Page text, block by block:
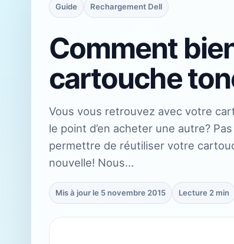
Guide Rechargement Dell
Comment
cartouche
Vous vous retrouvez avec votre
le point d’en acheter une autre?
permettre de réutiliser votre
nouvelle! Nous…
Mis à jour le 5 novembre 2015 Lecture 2 min